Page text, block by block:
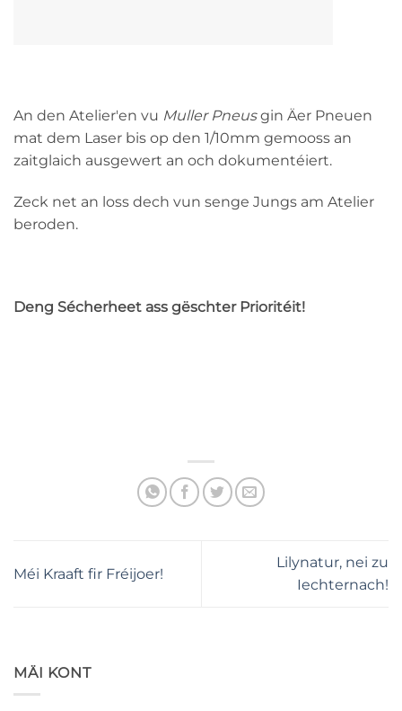
An den Atelier'en vu Muller Pneusgin Äer Pneuen
mat dem Laser bis op den 1/10mm gemooss an
zaitglaich ausgewert an och dokumentéiert.
Zeck net an loss dech vun senge Jungs am Atelier
beroden.
Deng Sécherheet ass gëschter Prioritéit!
Méi Kraaft fir Fréijoer!
Lilynatur, nei zu
Iechternach!
MÄI KONT